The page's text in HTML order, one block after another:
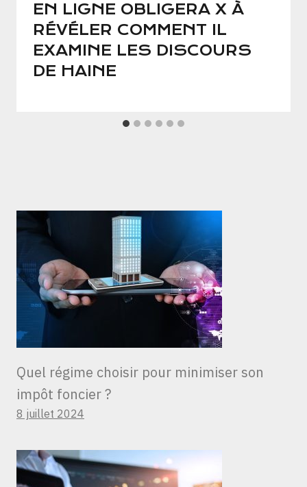
EN LIGNE OBLIGERA X À
RÉVÉLER COMMENT IL
EXAMINE LES DISCOURS
DE HAINE
Quel régime choisir pour minimiser son
impôt foncier ?
8 juillet 2024